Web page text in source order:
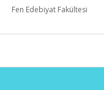
Fen Edebiyat Fakültesi